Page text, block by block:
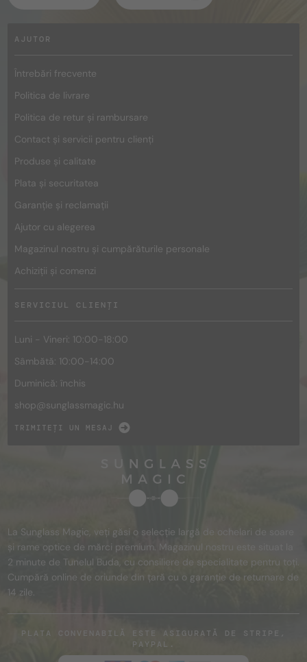
AJUTOR
Întrebări frecvente
Politica de livrare
Politica de retur și rambursare
Contact și servicii pentru clienți
Produse și calitate
Plata și securitatea
Garanție și reclamații
Ajutor cu alegerea
Magazinul nostru și cumpărăturile personale
Achiziții și comenzi
SERVICIUL CLIENȚI
Luni - Vineri: 10:00-18:00
Sâmbătă: 10:00-14:00
Duminică: închis
shop@sunglassmagic.hu
TRIMITEȚI UN MESAJ
La Sunglass Magic, veți găsi o selecție largă de ochelari de soare
și rame optice de mărci premium. Magazinul nostru este situat la
2 minute de Tunelul Buda, cu consiliere de specialitate pentru toți.
Cumpără online de oriunde din țară cu o garanție de returnare de
14 zile.
PLATA CONVENABILĂ ESTE ASIGURATĂ DE STRIPE,
PAYPAL.